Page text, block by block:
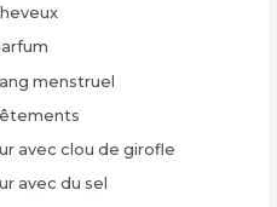
menstruel
avec clou de girofle
avec du sel